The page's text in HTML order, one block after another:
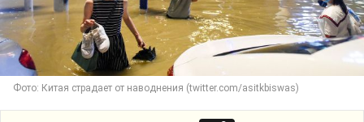
Фото: Китая страдает от наводнения (twitter.com/asitkbiswas)